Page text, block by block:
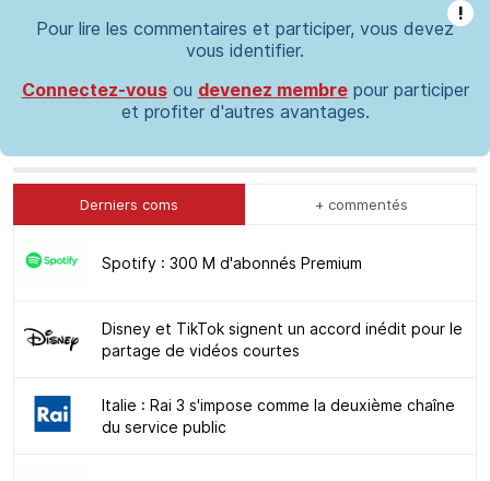
!
Pour lire les commentaires et participer, vous devez
vous identifier.
Connectez-vousou devenez membrepour participer
et profiter d'autres avantages.
Derniers coms + commentés
Spotify : 300 M d'abonnés Premium
Disney et TikTok signent un accord inédit pour le
partage de vidéos courtes
Italie : Rai 3 s'impose comme la deuxième chaîne
du service public